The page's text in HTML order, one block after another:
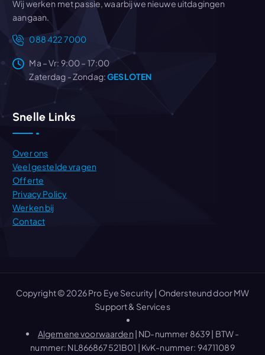
Wij werken met passie, waarbij we nieuwe uitdagingen
aangaan.
088 422 7000
Ma – Vr: 9:00 – 17:00
Zaterdag - Zondag:GESLOTEN
Snelle Links
Over ons
Veel gestelde vragen
Offerte
Privacy Policy
Werken bij
Contact
Copyright © 2026 Pro Eye Security | Ondersteund door MW
Support & Services
Algemene voorwaarden | ND-nummer 8639 | BTW -
nummer: NL866867521B01 | KvK-nummer: 94711089